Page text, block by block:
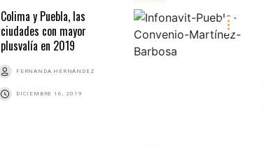
Colima y Puebla, las
ciudades con mayor
plusvalía en 2019
FERNANDA HERNÁNDEZ
DICIEMBRE 16, 2019